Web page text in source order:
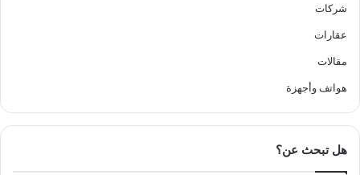
شركات
عقارات
مقالات
هواتف وأجهزة
هل تبحث عن؟